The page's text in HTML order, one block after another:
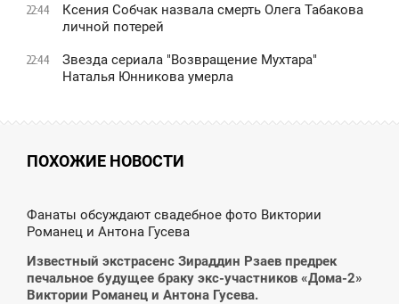
22:44
Ксения Собчак назвала смерть Олега Табакова
личной потерей
22:44
Звезда сериала "Возвращение Мухтара"
Наталья Юнникова умерла
ПОХОЖИЕ НОВОСТИ
Фанаты обсуждают свадебное фото Виктории
Романец и Антона Гусева
Известный экстрасенс Зираддин Рзаев предрек
печальное будущее браку экс-участников «Дома-2»
Виктории Романец и Антона Гусева.